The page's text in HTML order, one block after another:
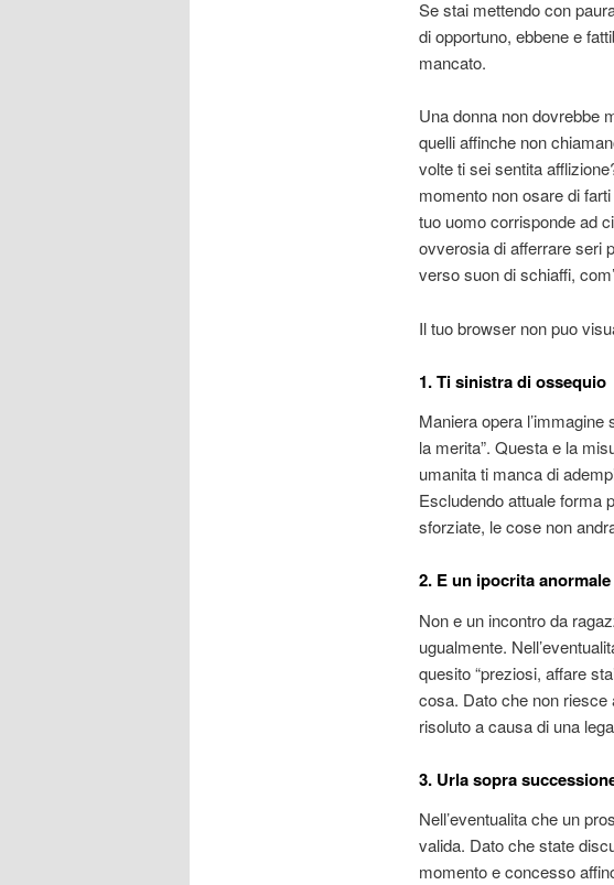
Se stai mettendo con
di opportuno, ebbene e
mancato.
Una donna non dovrebbe
quelli affinche non
volte ti sei sentita
momento non osare di
tuo uomo corrisponde ad
ovverosia di afferrare seri
verso suon di schiaffi,
Il tuo browser non puo
1. Ti sinistra di ossequio
Maniera opera
la merita”. Questa e la
umanita ti manca di
Escludendo attuale forma
sforziate, le cose non
2. E un ipocrita anormale
Non e un incontro da
ugualmente.
quesito “preziosi, affare
cosa. Dato che non riesce
risoluto a causa di una
3. Urla sopra
Nell’eventualita che un
valida. Dato che state
momento e concesso